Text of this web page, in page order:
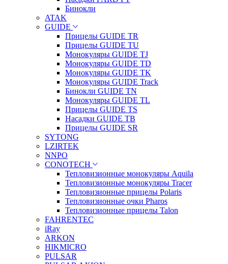
Бинокли
ATAK
GUIDE
Прицелы GUIDE TR
Прицелы GUIDE TU
Монокуляры GUIDE TJ
Монокуляры GUIDE TD
Монокуляры GUIDE TK
Монокуляры GUIDE Track
Бинокли GUIDE TN
Монокуляры GUIDE TL
Прицелы GUIDE TS
Насадки GUIDE TB
Прицелы GUIDE SR
SYTONG
LZIRTEK
NNPO
CONOTECH
Тепловизионные монокуляры Aquila
Тепловизионные монокуляры Tracer
Тепловизионные прицелы Polaris
Тепловизионные очки Pharos
Тепловизионные прицелы Talon
FAHRENTEC
iRay
ARKON
HIKMICRO
PULSAR